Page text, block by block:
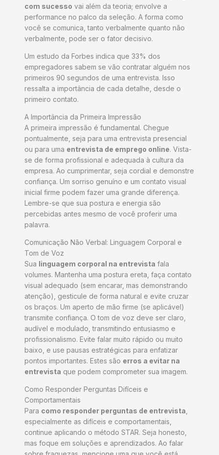
com sucesso vai além da teoria; envolve a
performance no palco da seleção. A forma como
você se comunica, tanto verbalmente quanto não
verbalmente, pode ser o fator decisivo.
Um estudo da Forbes indica que 33% dos
empregadores sabem se vão contratar alguém nos
primeiros 90 segundos de uma entrevista. Isso
ressalta a importância de cada detalhe, desde o
primeiro contato.
A Importância da Primeira Impressão
A primeira impressão é fundamental. Chegue
pontualmente, seja para uma entrevista presencial
ou para uma entrevista de emprego online. Vista-
se de forma profissional e adequada à cultura da
empresa. Ao cumprimentar, seja cordial e demonstre
confiança. Um sorriso genuíno e um contato visual
inicial firme podem fazer uma grande diferença.
Lembre-se que sua postura e energia são
percebidas antes mesmo de você proferir uma
palavra.
Comunicação Não Verbal: Linguagem Corporal e
Tom de Voz
Sua linguagem corporal na entrevista fala
volumes. Mantenha uma postura ereta, faça contato
visual adequado (sem encarar, mas demonstrando
atenção), gesticule de forma natural e evite cruzar
os braços. Um aperto de mão firme (se aplicável)
transmite confiança. O tom de voz deve ser claro,
audível e modulado, transmitindo entusiasmo e
profissionalismo. Evite falar muito rápido ou muito
baixo, e use pausas estratégicas para enfatizar
pontos importantes. Estes são erros a evitar na
entrevista que podem comprometer sua imagem.
Como Responder Perguntas Difíceis e
Comportamentais
Para como responder perguntas de entrevista
especialmente as difíceis e comportamentais,
continue aplicando o método STAR. Seja honesto,
mas foque em soluções e aprendizados. Ao falar